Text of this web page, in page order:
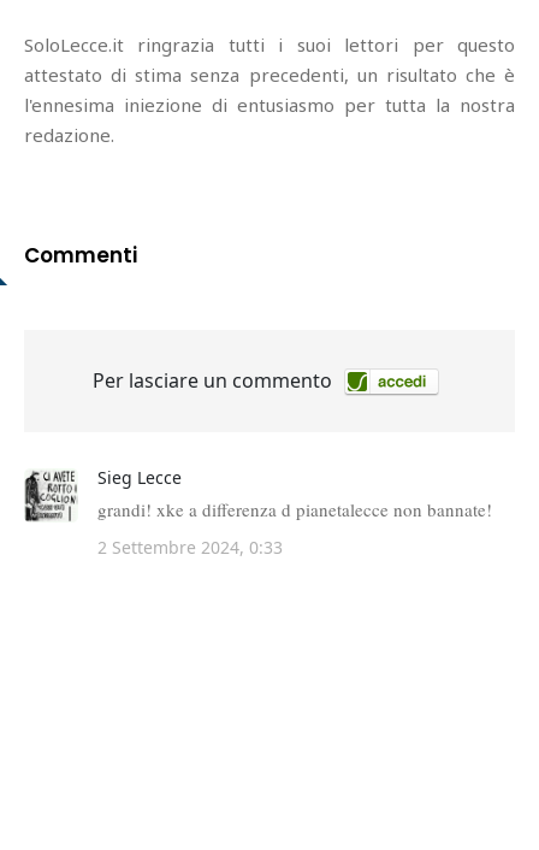
SoloLecce.it ringrazia tutti i suoi lettori per questo
attestato di stima senza precedenti, un risultato che è
l'ennesima iniezione di entusiasmo per tutta la nostra
redazione.
Commenti